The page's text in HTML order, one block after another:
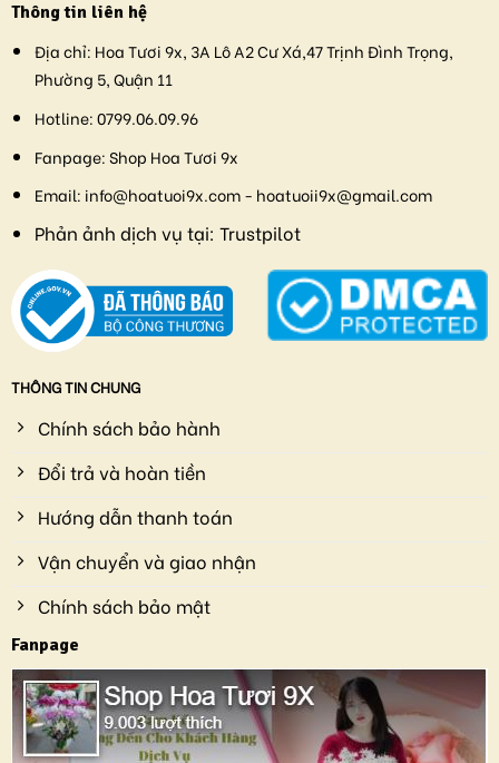
Thông tin liên hệ
Địa chỉ: Hoa Tươi 9x, 3A Lô A2 Cư Xá,47 Trịnh Đình Trọng,
Phường 5, Quận 11
Hotline:0799.06.09.96
Fanpage:Shop Hoa Tươi 9x
Email: info@hoatuoi9x.com - hoatuoii9x@gmail.com
Phản ảnh dịch vụ tại: Trustpilot
THÔNG TIN CHUNG
Chính sách bảo hành
Đổi trả và hoàn tiền
Hướng dẫn thanh toán
Vận chuyển và giao nhận
Chính sách bảo mật
Fanpage